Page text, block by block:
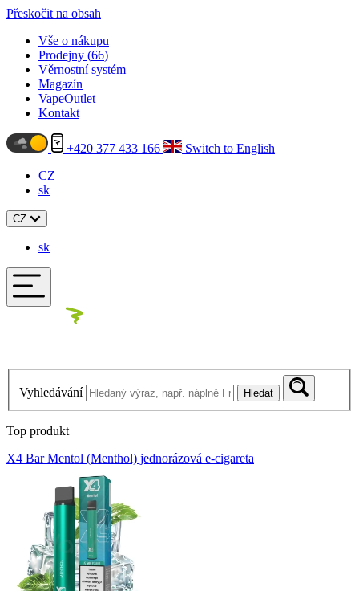
Přeskočit na obsah
Vše o nákupu
Prodejny (66)
Věrnostní systém
Magazín
VapeOutlet
Kontakt
+420 377 433 166
Switch to English
CZ
sk
CZ
sk
Vyhledávání Hledat
Top produkt
X4 Bar Mentol (Menthol) jednorázová e-cigareta